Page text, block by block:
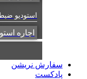
استودیو ضبط صدا
اجاره استودیو
سفارش نریشن
پادکست